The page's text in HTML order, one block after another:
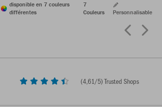
disponible en 7 couleurs
différentes
7
Couleurs
Personnalisable
(4,61/5) Trusted Shops